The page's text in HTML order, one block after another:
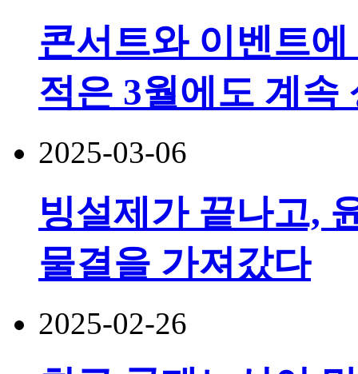
콘서트와 이벤트
적은 3월에도 계속
2025-03-06
빙설제가 끝나고,
물결을 가져갔다
2025-02-26